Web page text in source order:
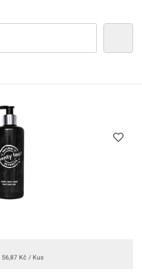
56,87 Kč / Kus